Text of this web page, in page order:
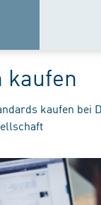
kaufen
kaufen bei